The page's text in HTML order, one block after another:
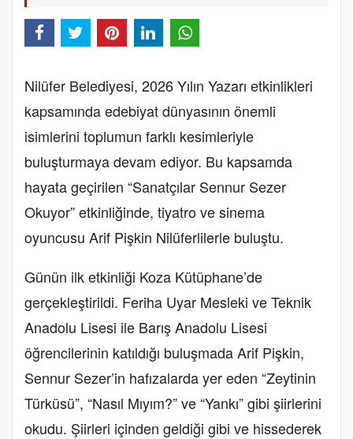
Nilüfer Belediyesi, 2026 Yılın Yazarı etkinlikleri
kapsamında edebiyat dünyasının önemli
isimlerini toplumun farklı kesimleriyle
buluşturmaya devam ediyor. Bu kapsamda
hayata geçirilen “Sanatçılar Sennur Sezer
Okuyor” etkinliğinde, tiyatro ve sinema
oyuncusu Arif Pişkin Nilüferlilerle buluştu.
Günün ilk etkinliği Koza Kütüphane’de
gerçekleştirildi. Feriha Uyar Mesleki ve Teknik
Anadolu Lisesi ile Barış Anadolu Lisesi
öğrencilerinin katıldığı buluşmada Arif Pişkin,
Sennur Sezer’in hafızalarda yer eden “Zeytinin
Türküsü”, “Nasıl Mıyım?” ve “Yankı” gibi şiirlerini
okudu. Şiirleri içinden geldiği gibi ve hissederek